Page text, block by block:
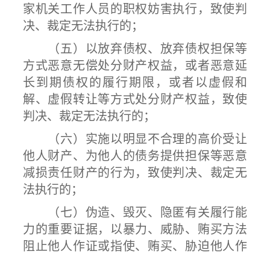
家机关工作人员的职权妨害执行，致使判
决、裁定无法执行的；
（五）以放弃债权、放弃债权担保等
方式恶意无偿处分财产权益，或者恶意延
长到期债权的履行期限，或者以虚假和
解、虚假转让等方式处分财产权益，致使
判决、裁定无法执行的；
（六）实施以明显不合理的高价受让
他人财产、为他人的债务提供担保等恶意
减损责任财产的行为，致使判决、裁定无
法执行的；
（七）伪造、毁灭、隐匿有关履行能
力的重要证据，以暴力、威胁、贿买方法
阻止他人作证或指使、贿买、胁迫他人作